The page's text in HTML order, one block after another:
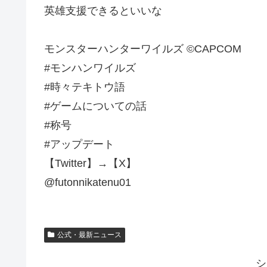
英雄支援できるといいな
モンスターハンターワイルズ ©CAPCOM
#モンハンワイルズ
#時々テキトウ語
#ゲームについての話
#称号
#アップデート
【Twitter】→【X】
@futonnikatenu01
公式・最新ニュース